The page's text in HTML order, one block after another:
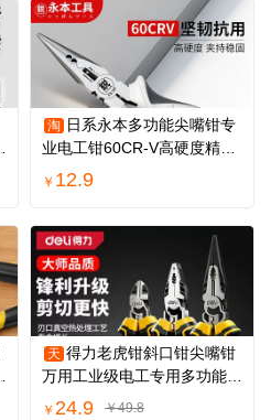
淘 日系永本多功能尖嘴钳专
业电工钳60CR-V高硬度精密
省力6寸钓鱼钳
￥ 12.9
天 得力老虎钳斜口钳尖嘴钳
万用工业级电工专用多功能家
用钢丝钳套装
￥ 24.9 ￥49.8